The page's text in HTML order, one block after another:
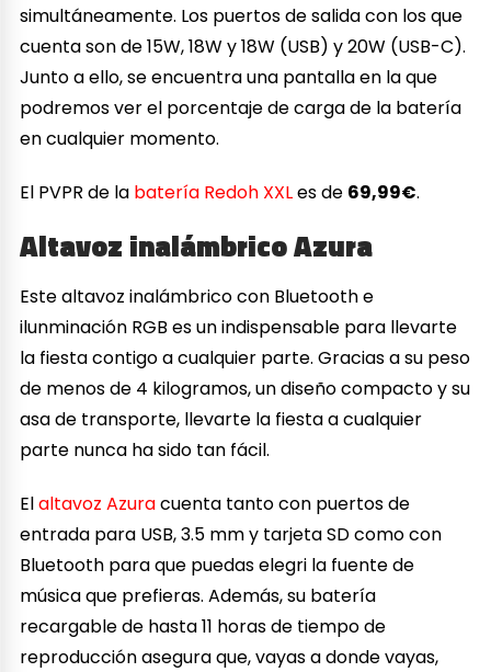
simultáneamente. Los puertos de salida con los que
cuenta son de 15W, 18W y 18W (USB) y 20W (USB-C).
Junto a ello, se encuentra una pantalla en la que
podremos ver el porcentaje de carga de la batería
en cualquier momento.
El PVPR de la batería Redoh XXLes de 69,99€.
Altavoz inalámbrico Azura
Este altavoz inalámbrico con Bluetooth e
ilunminación RGB es un indispensable para llevarte
la fiesta contigo a cualquier parte. Gracias a su peso
de menos de 4 kilogramos, un diseño compacto y su
asa de transporte, llevarte la fiesta a cualquier
parte nunca ha sido tan fácil.
Elaltavoz Azuracuenta tanto con puertos de
entrada para USB, 3.5 mm y tarjeta SD como con
Bluetooth para que puedas elegri la fuente de
música que prefieras. Además, su batería
recargable de hasta 11 horas de tiempo de
reproducción asegura que, vayas a donde vayas,